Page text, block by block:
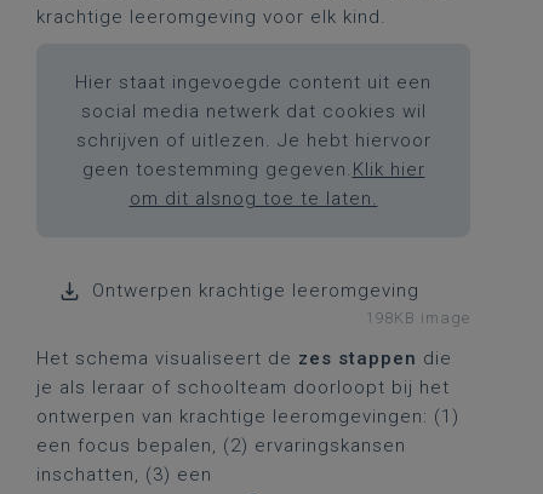
krachtige leeromgeving voor elk kind.
Hier staat ingevoegde content uit een
social media netwerk dat cookies wil
schrijven of uitlezen. Je hebt hiervoor
geen toestemming gegeven. Klik hier
om dit alsnog toe te laten.
Ontwerpen krachtige leeromgeving
198KB image
Het schema visualiseert de zes stappen die
je als leraar of schoolteam doorloopt bij het
ontwerpen van krachtige leeromgevingen: (1)
een focus bepalen, (2) ervaringskansen
inschatten, (3) een